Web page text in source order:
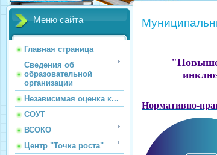
Меню сайта
Главная страница
Сведения об
образовательной
организации
Независимая оценка к...
СОУТ
ВСОКО
Центр "Точка роста"
Нормативно-